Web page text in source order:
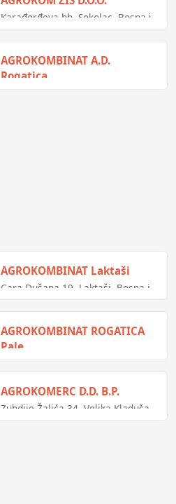
Karađorđeva bb, Sokolac, Bosna i
AGROKOMBINAT A.D.
Rogatica
AGROKOMBINAT Laktaši
Cara Dušana 19, Laktaši, Bosna i
AGROKOMBINAT ROGATICA
Pale
AGROKOMERC D.D. B.P.
Zuhdije Žalića 34, Velika Kladuša,